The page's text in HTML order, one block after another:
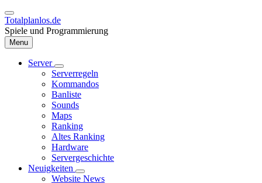
Direkt
zum
Inhalt
Totalplanlos.de
Spiele und Programmierung
Menu
Hauptnavigation
Server
Unternavigation
von
Server
Serverregeln
Kommandos
Banliste
Sounds
Maps
Ranking
Altes Ranking
Hardware
Servergeschichte
Neuigkeiten
Unternavigation
Website News